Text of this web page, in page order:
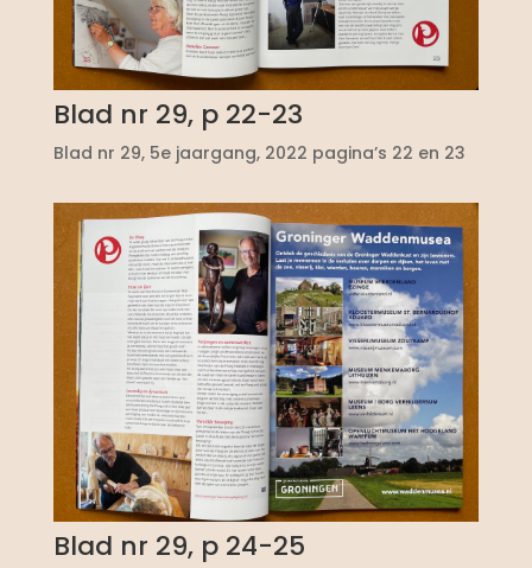
Blad nr 29, p 22-23
Blad nr 29, 5e jaargang, 2022 pagina’s 22 en 23
Blad nr 29, p 24-25